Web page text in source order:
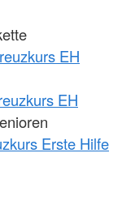
EH
EH
Erste Hilfe